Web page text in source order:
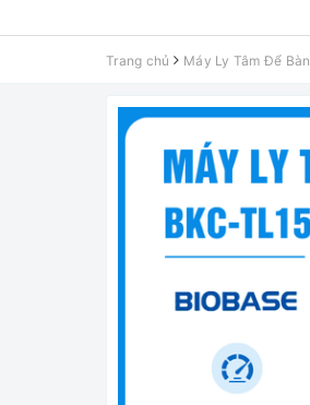
Trang chủ Máy Ly Tâm Để Bàn